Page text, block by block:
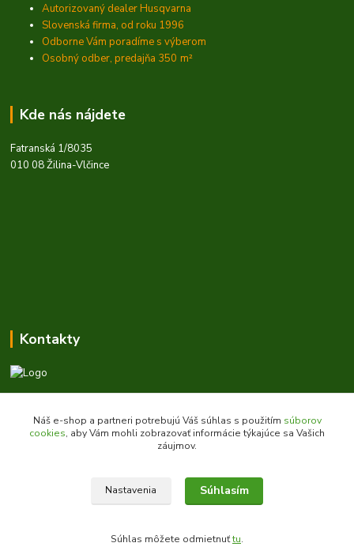
Autorizovaný dealer Husqvarna
Slovenská firma, od roku 1996
Odborne Vám poradíme s výberom
Osobný odber, predajňa 350 m²
Kde nás nájdete
Fatranská 1/8035
010 08 Žilina-Vlčince
Kontakty
Zákaznícka podpora daes.sk
+421 903 707 668
(Po-Pia, 8-16 hod.)
Náš e-shop a partneri potrebujú Váš súhlas s použitím súborov
cookies, aby Vám mohli zobrazovať informácie týkajúce sa Vašich
záujmov.
Nastavenia Súhlasím
Súhlas môžete odmietnuťtu.